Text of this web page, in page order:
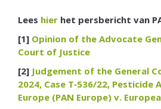
Lees hier het persbericht van
[1] Opinion of the Advocate
Court of Justice
[2] Judgement of the General
2024, Case T‑536/22,
Europe (PAN Europe) v.